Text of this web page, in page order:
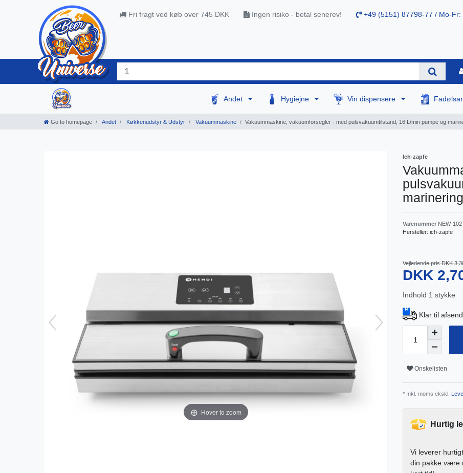
Fri fragt ved køb over 745 DKK Ingen risiko - betal senerev! +49 (5151) 87798-77 / Mo-
Andet Hygiejne Vin dispensere
Go to homepage Andet Køkkenudstyr & Udstyr Vakuummaskine Vakuummaskine, vakuumforsegler - med pulsvakuumtilstand, 16 L/min pumpe og
Hover to zoom
Ich-zapfe
Varenummer NEW-
Hersteller: ich-zapfe
Vejledende pris DKK
DKK
Indhold 1 stykke
Klar til
Onskelisten
* Inkl. moms ekskl.
Hurtig
Vi leverer
din pakke være